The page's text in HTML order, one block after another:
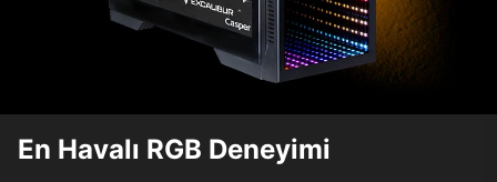
En Havalı RGB Deneyimi